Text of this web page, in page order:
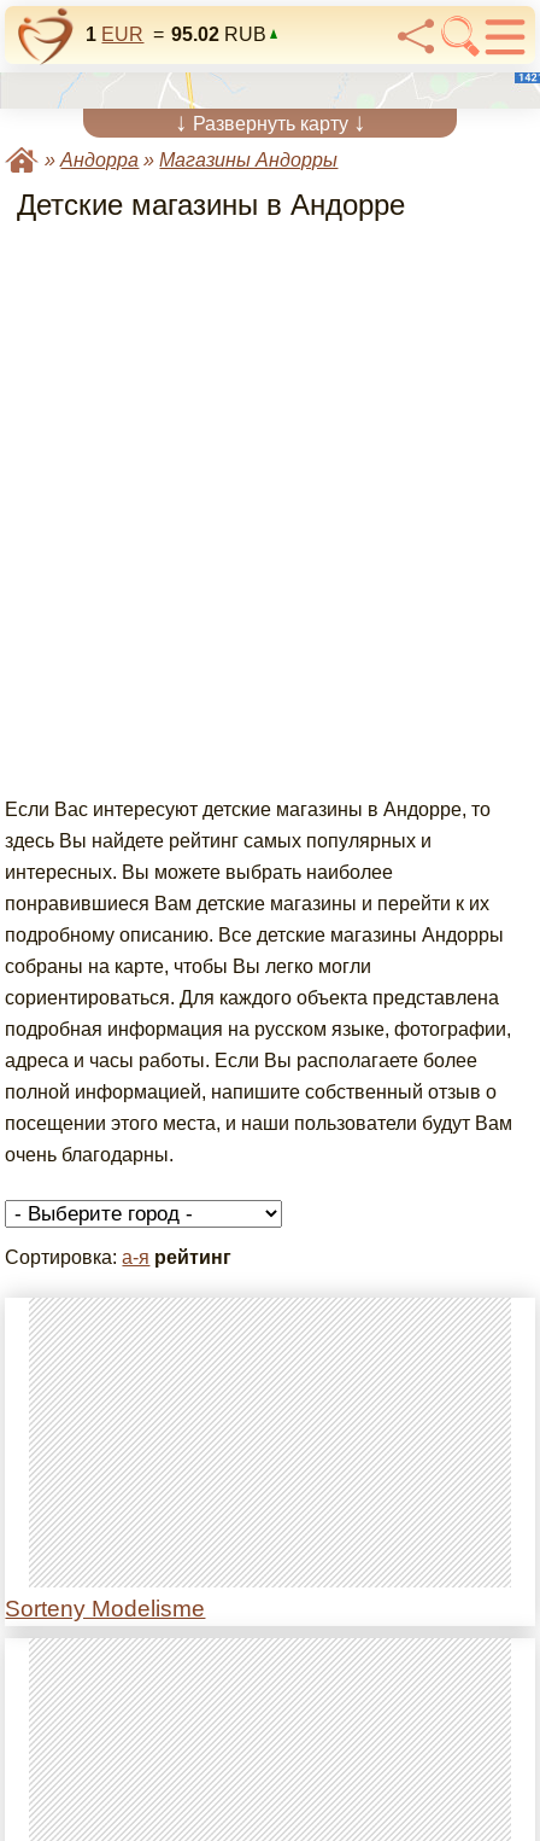
1 EUR = 95.02 RUB
↓ Развернуть карту ↓
»Андорра »Магазины Андорры
Детские магазины в Андорре
Если Вас интересуют детские магазины в Андорре, то
здесь Вы найдете рейтинг самых популярных и
интересных. Вы можете выбрать наиболее
понравившиеся Вам детские магазины и перейти к их
подробному описанию. Все детские магазины Андорры
собраны на карте, чтобы Вы легко могли
сориентироваться. Для каждого объекта представлена
подробная информация на русском языке, фотографии,
адреса и часы работы. Если Вы располагаете более
полной информацией, напишите собственный отзыв о
посещении этого места, и наши пользователи будут Вам
очень благодарны.
Сортировка:а-я рейтинг
Sorteny Modelisme